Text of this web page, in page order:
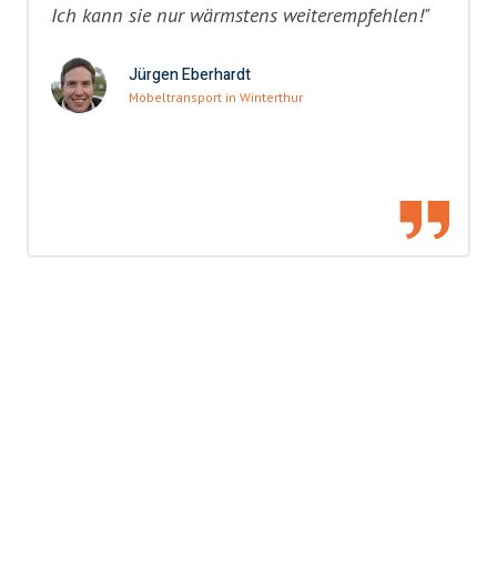
Ich kann sie nur wärmstens weiterempfehlen!"
Jürgen Eberhardt
Möbeltransport in Winterthur